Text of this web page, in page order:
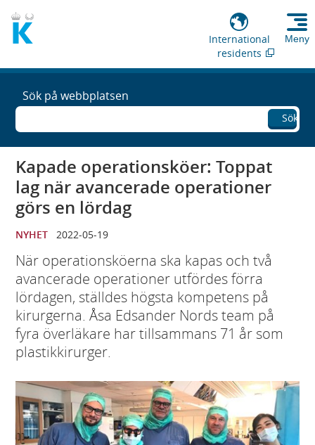
International
residents
Meny
Sök på webbplatsen
Sök
Kapade operationsköer: Toppat
lag när avancerade operationer
görs en lördag
NYHET 2022-05-19
När operationsköerna ska kapas och två
avancerade operationer utfördes förra
lördagen, ställdes högsta kompetens på
kirurgerna. Åsa Edsander Nords team på
fyra överläkare har tillsammans 71 år som
plastikkirurger.